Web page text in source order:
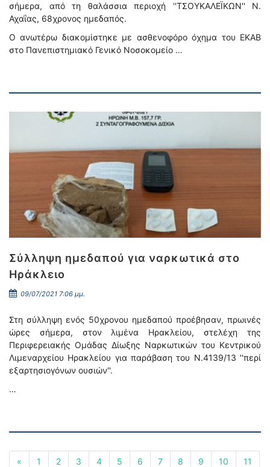
σήμερα, από τη θαλάσσια περιοχή ''ΤΣΟΥΚΑΛΕΪΚΩΝ'' Ν.
Αχαΐας, 68χρονος ημεδαπός.
Ο ανωτέρω διακομίστηκε με ασθενοφόρο όχημα του ΕΚΑΒ
στο Πανεπιστημιακό Γενικό Νοσοκομείο …
Σύλληψη ημεδαπού για ναρκωτικά στο
Ηράκλειο
09/07/2021 7:06 μμ.
Στη σύλληψη ενός 50χρονου ημεδαπού προέβησαν, πρωινές
ώρες σήμερα, στον λιμένα Ηρακλείου, στελέχη της
Περιφερειακής Ομάδας Δίωξης Ναρκωτικών του Κεντρικού
Λιμεναρχείου Ηρακλείου για παράβαση του N.4139/13 ''περί
εξαρτησιογόνων ουσιών''.
…
« 1 2 3 4 5 6 7 8 9 10 11